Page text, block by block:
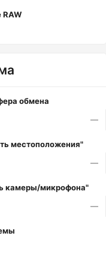
обмена
—
местоположения"
—
камеры/микрофона"
—